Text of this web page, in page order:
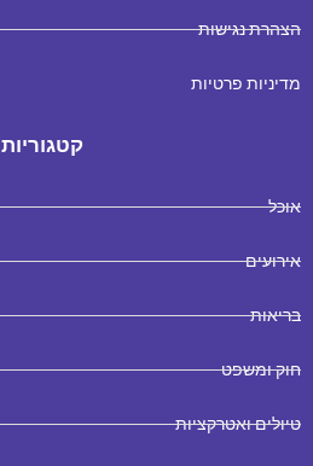
הצהרת נגישות
מדיניות פרטיות
קטגוריות
אוכל
אירועים
בריאות
חוק ומשפט
טיולים ואטרקציות